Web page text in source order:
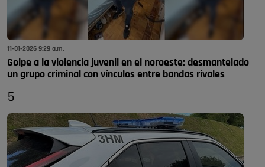
11-01-2026 9:29 a.m.
Golpe a la violencia juvenil en el noroeste: desmantelado
un grupo criminal con vínculos entre bandas rivales
5